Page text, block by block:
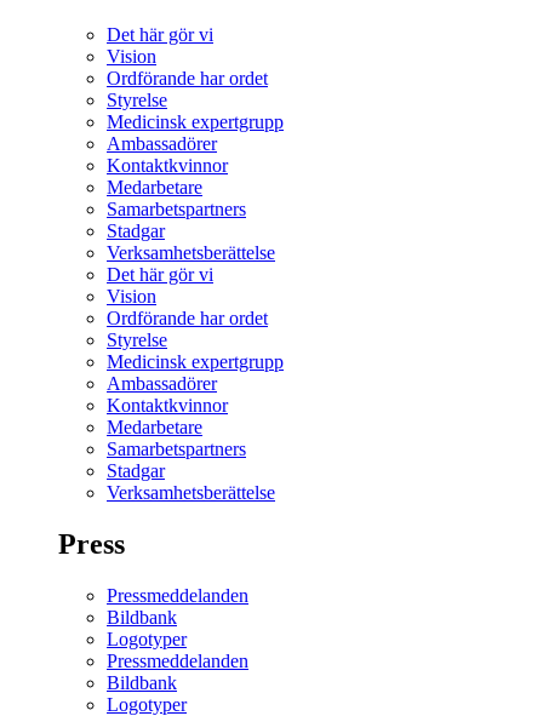
Det här gör vi
Vision
Ordförande har ordet
Styrelse
Medicinsk expertgrupp
Ambassadörer
Kontaktkvinnor
Medarbetare
Samarbetspartners
Stadgar
Verksamhetsberättelse
Det här gör vi
Vision
Ordförande har ordet
Styrelse
Medicinsk expertgrupp
Ambassadörer
Kontaktkvinnor
Medarbetare
Samarbetspartners
Stadgar
Verksamhetsberättelse
Press
Pressmeddelanden
Bildbank
Logotyper
Pressmeddelanden
Bildbank
Logotyper